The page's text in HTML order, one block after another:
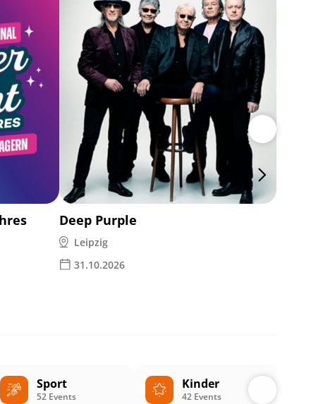
Deep Purple
Leipzig
31.10.2026
Sport
52 Events
Kinder
42 Events